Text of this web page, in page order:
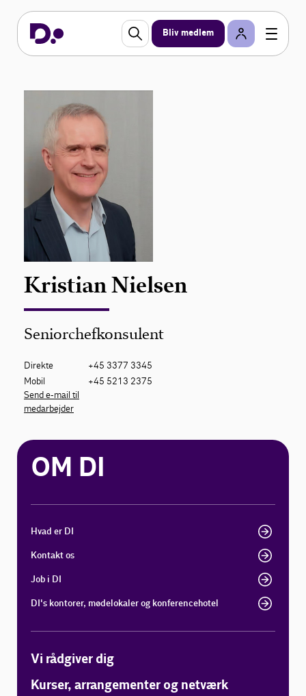
Bliv medlem
Kristian Nielsen
Seniorchefkonsulent
Direkte
+45 3377 3345
Mobil
+45 5213 2375
Send e-mail til
medarbejder
OM DI
Hvad er DI
Kontakt os
Job i DI
DI's kontorer, mødelokaler og konferencehotel
Vi rådgiver dig
Kurser, arrangementer og netværk